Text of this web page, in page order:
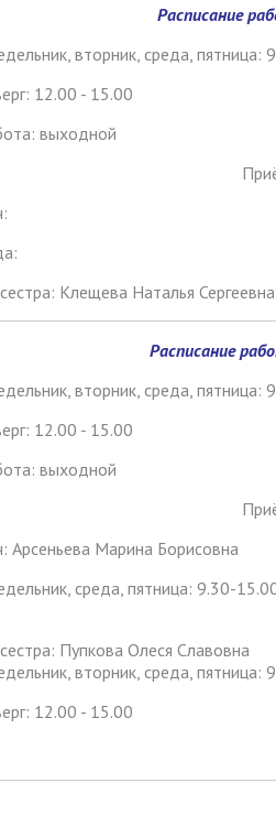
места для приёмаРасписание
вторник, среда, пятница:
12.00 - 15.00
выходной
Клещева Наталья Сергеевна
Расписание
вторник, среда, пятница:
12.00 - 15.00
выходной
Арсеньева Марина Борисовна
среда, пятница: 9.30-
Пупкова Олеся Славовна
вторник, среда, пятница:
12.00 - 15.00